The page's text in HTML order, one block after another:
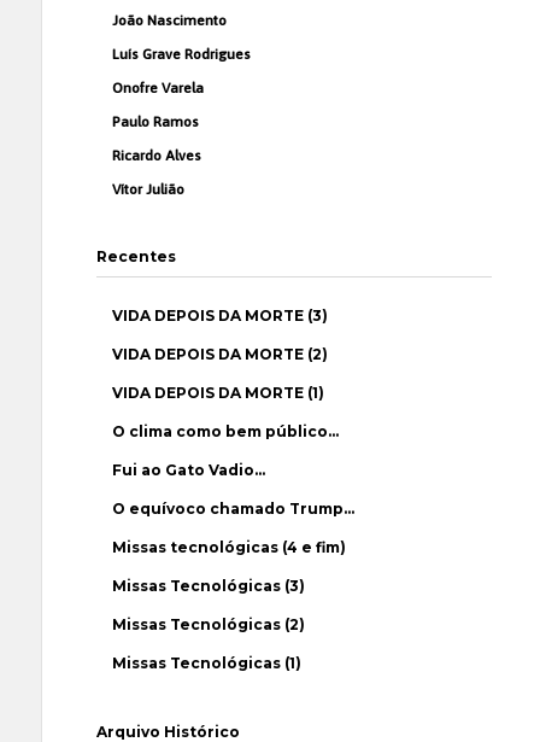
João Nascimento
Luís Grave Rodrigues
Onofre Varela
Paulo Ramos
Ricardo Alves
Vítor Julião
Recentes
VIDA DEPOIS DA MORTE (3)
VIDA DEPOIS DA MORTE (2)
VIDA DEPOIS DA MORTE (1)
O clima como bem público…
Fui ao Gato Vadio…
O equívoco chamado Trump…
Missas tecnológicas (4 e fim)
Missas Tecnológicas (3)
Missas Tecnológicas (2)
Missas Tecnológicas (1)
Arquivo Histórico